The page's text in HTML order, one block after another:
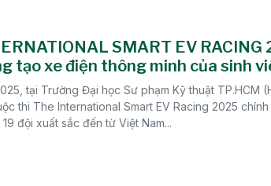
SMART EV RACING
tạo xe điện thông minh của sinh
tại Trường Đại học Sư phạm Kỹ thuật TP.HCM
thi The International Smart EV Racing 2025
đội xuất sắc đến từ Việt Nam...